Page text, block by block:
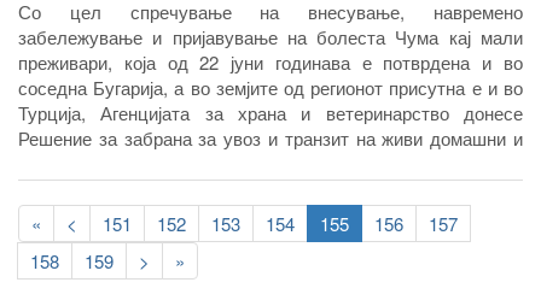
Со цел спречување на внесување, навремено
забележување и пријавување на болеста Чума кај мали
преживари, која од 22 јуни годинава е потврдена и во
соседна Бугарија, а во земјите од регионот присутна е и во
Турција, Агенцијата за храна и ветеринарство донесе
Решение за забрана за увоз и транзит на живи домашни и
домашни и диви мали преживари, месо од домашни и диви
мали праживари, производи и преработки од месо од
домашни и диви мали преживари, млеко и производи од
млеко од домашни и диви мали преживари, како и
Pagination
First
page
«
Previous
page
< Page
151 Page
152 Page
153 Page
154
Current
page
155 Page
156 Page
157
Page
158 Page
159
Следна
страна
>
Last
page
»